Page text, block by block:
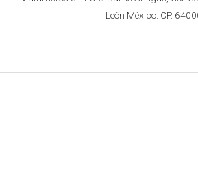
León México. CP.